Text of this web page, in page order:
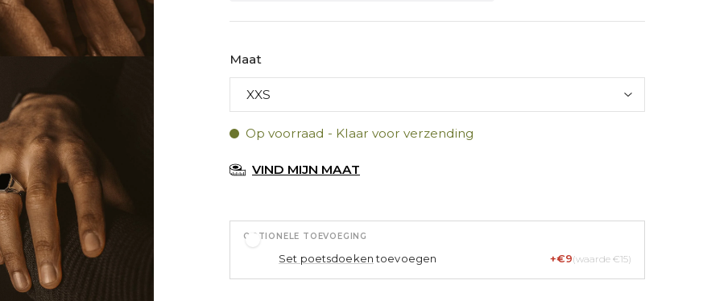
Maat
Op voorraad - Klaar voor verzending
VIND MIJN MAAT
OPTIONELE TOEVOEGING
Set poetsdoekentoevoegen +€9(waarde €15)